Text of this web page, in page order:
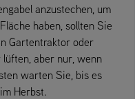
anzustechen, um
haben, sollten Sie
Gartentraktor oder
aber nur, wenn
warten Sie, bis es
Herbst.